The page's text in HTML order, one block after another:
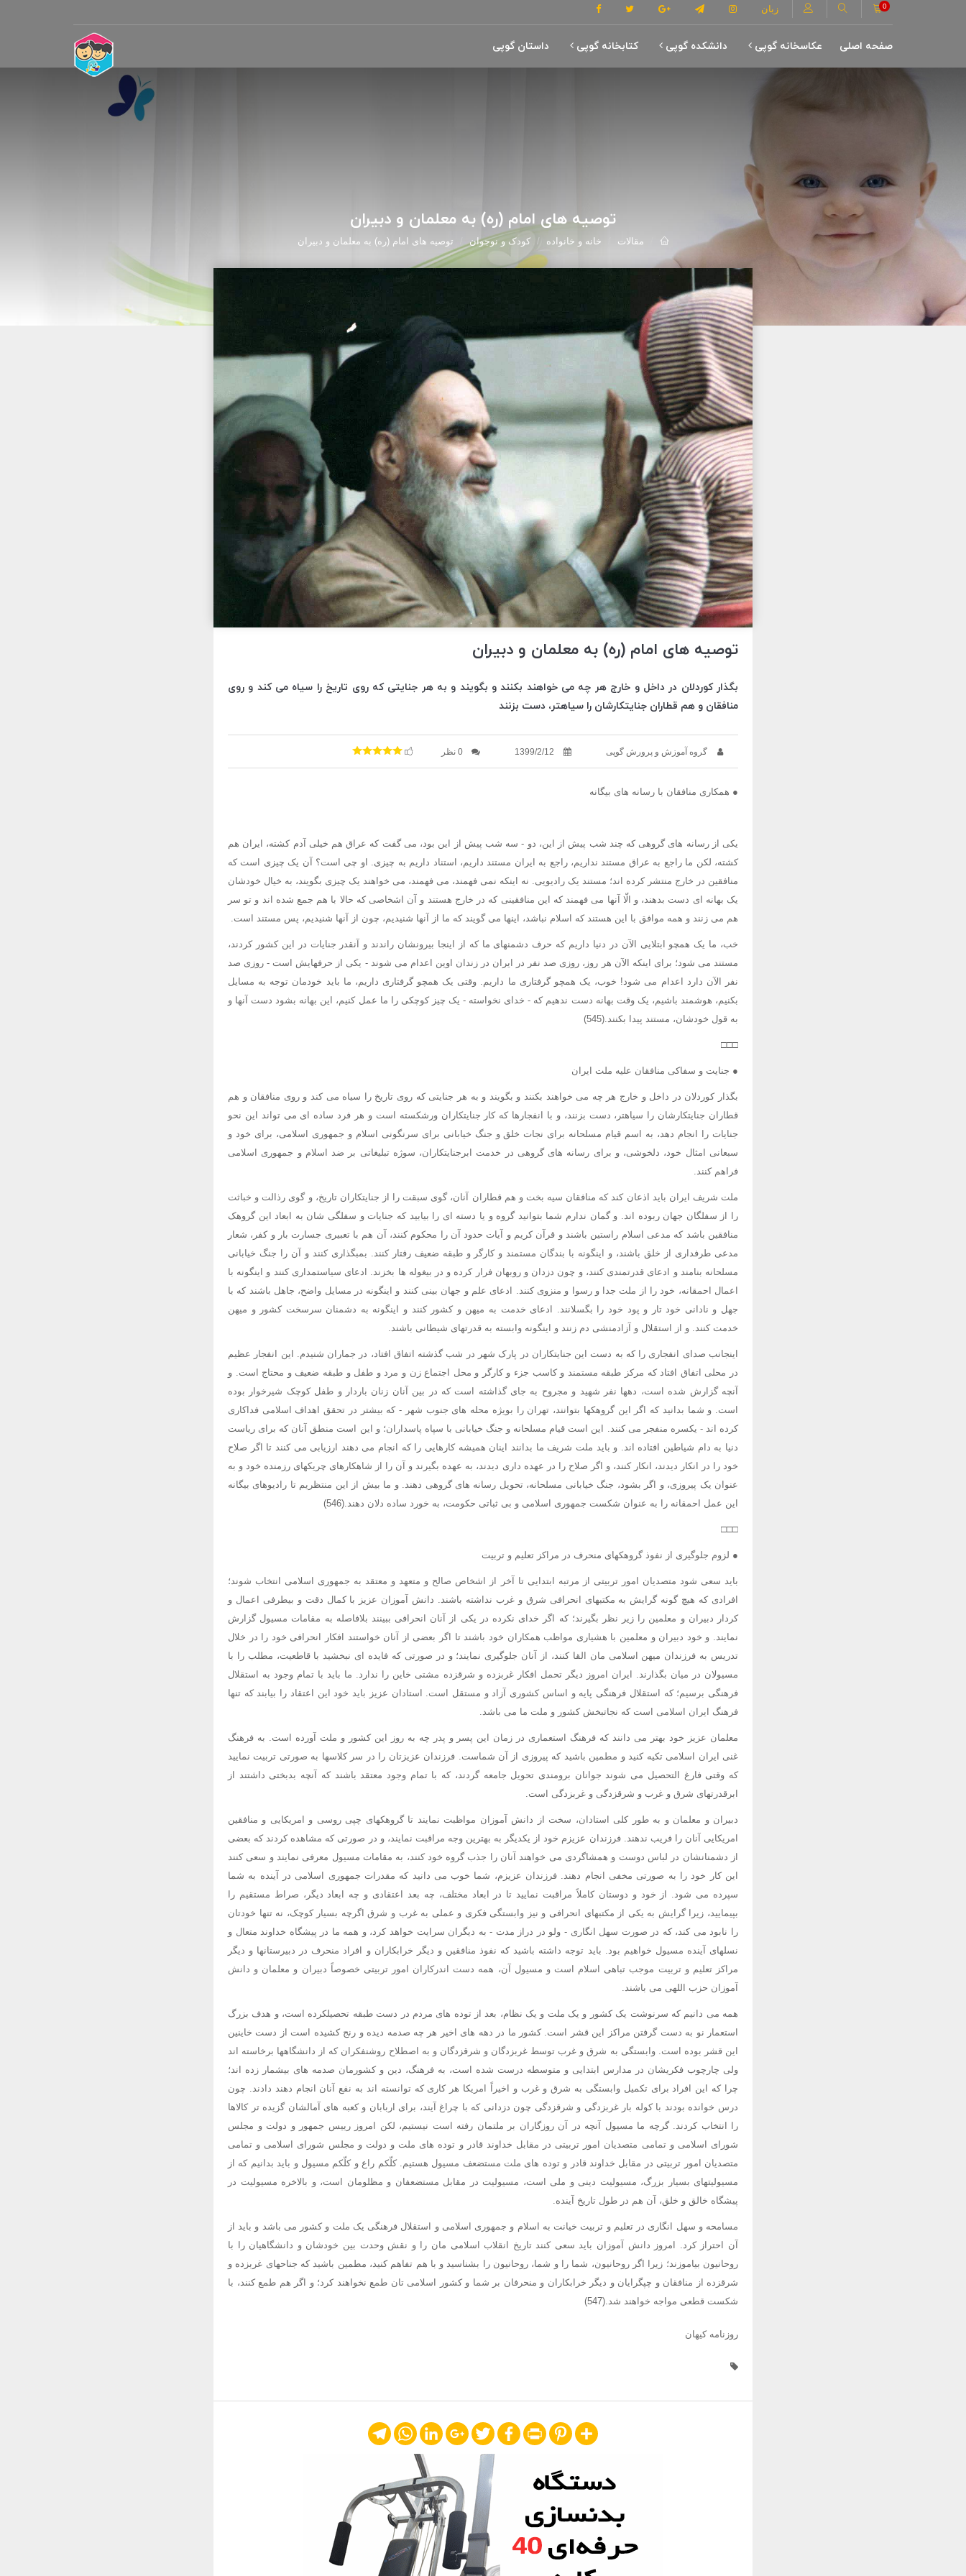
زبان 0
صفحه اصلی عکاسخانه گوپی دانشکده گوپی کتابخانه گوپی داستان گوپی
توصیه های امام (ره) به معلمان و دبیران
مقالات خانه و خانواده کودک و نوجوان توصیه های امام (ره) به معلمان و دبیران
توصیه های امام (ره) به معلمان و دبیران
بگذار کوردلان در داخل و خارج هر چه می خواهند بکنند و بگویند و به هر جنایتی که روی تاریخ را سیاه می کند و روی
منافقان و هم قطاران جنایتکارشان را سیاهتر، دست بزنند
گروه آموزش و پرورش گوپی 1399/2/12 0 نظر
● همکاری منافقان با رسانه های بیگانه
یکی از رسانه های گروهی که چند شب پیش از این، دو - سه شب پیش از این بود، می گفت که عراق هم خیلی آدم کشته، ایران هم
کشته، لکن ما راجع به عراق مستند نداریم، راجع به ایران مستند داریم، استناد داریم به چیزی. او چی است؟ آن یک چیزی است که
منافقین در خارج منتشر کرده اند؛ مستند یک رادیویی. نه اینکه نمی فهمند، می فهمند، می خواهند یک چیزی بگویند، به خیال خودشان
یک بهانه ای دست بدهند، و الّا آنها می فهمند که این منافقینی که در خارج هستند و آن اشخاصی که حالا با هم جمع شده اند و تو سر
هم می زنند و همه موافق با این هستند که اسلام نباشد، اینها می گویند که ما از آنها شنیدیم، چون از آنها شنیدیم، پس مستند است.
خب، ما یک همچو ابتلایی الآن در دنیا داریم که حرف دشمنهای ما که از اینجا بیرونشان راندند و آنقدر جنایات در این کشور کردند،
مستند می شود؛ برای اینکه الآن هر روز، روزی صد نفر در ایران در زندان اوین اعدام می شوند - یکی از حرفهایش است - روزی صد
نفر الآن دارد اعدام می شود! خوب، یک همچو گرفتاری ما داریم. وقتی یک همچو گرفتاری داریم، ما باید خودمان توجه به مسایل
بکنیم، هوشمند باشیم، یک وقت بهانه دست ندهیم که - خدای نخواسته - یک چیز کوچکی را ما عمل کنیم، این بهانه بشود دست آنها و
به قول خودشان، مستند پیدا بکنند.(545)
□□□
● جنایت و سفاکی منافقان علیه ملت ایران
بگذار کوردلان در داخل و خارج هر چه می خواهند بکنند و بگویند و به هر جنایتی که روی تاریخ را سیاه می کند و روی منافقان و هم
قطاران جنایتکارشان را سیاهتر، دست بزنند، و با انفجارها که کار جنایتکاران ورشکسته است و هر فرد ساده ای می تواند این نحو
جنایات را انجام دهد، به اسم قیام مسلحانه برای نجات خلق و جنگ خیابانی برای سرنگونی اسلام و جمهوری اسلامی، برای خود و
سبعانی امثال خود، دلخوشی، و برای رسانه های گروهی در خدمت ابرجنایتکاران، سوژه تبلیغاتی بر ضد اسلام و جمهوری اسلامی
فراهم کنند.
ملت شریف ایران باید اذعان کند که منافقان سیه بخت و هم قطاران آنان، گوی سبقت را از جنایتکاران تاریخ، و گوی رذالت و خباثت
را از سفلگان جهان ربوده اند. و گمان ندارم شما بتوانید گروه و یا دسته ای را بیابید که جنایات و سفلگی شان به ابعاد این گروهک
منافقین باشد که مدعی اسلام راستین باشند و قرآن کریم و آیات حدود آن را محکوم کنند، آن هم با تعبیری جسارت بار و کفر، شعار
مدعی طرفداری از خلق باشند، و اینگونه با بندگان مستمند و کارگر و طبقه ضعیف رفتار کنند. بمبگذاری کنند و آن را جنگ خیابانی
مسلحانه بنامند و ادعای قدرتمندی کنند، و چون دزدان و روبهان فرار کرده و در بیغوله ها بخزند. ادعای سیاستمداری کنند و اینگونه با
اعمال احمقانه، خود را از ملت جدا و رسوا و منزوی کنند. ادعای علم و جهان بینی کنند و اینگونه در مسایل واضح، جاهل باشند که با
جهل و نادانی خود تار و پود خود را بگسلانند. ادعای خدمت به میهن و کشور کنند و اینگونه به دشمنان سرسخت کشور و میهن
خدمت کنند. و از استقلال و آزادمنشی دم زنند و اینگونه وابسته به قدرتهای شیطانی باشند.
اینجانب صدای انفجاری را که به دست این جنایتکاران در پارک شهر در شب گذشته اتفاق افتاد، در جماران شنیدم. این انفجار عظیم
در محلی اتفاق افتاد که مرکز طبقه مستمند و کاسب جزء و کارگر و محل اجتماع زن و مرد و طفل و طبقه ضعیف و محتاج است. و
آنچه گزارش شده است، دهها نفر شهید و مجروح به جای گذاشته است که در بین آنان زنان باردار و طفل کوچک شیرخوار بوده
است. و شما بدانید که اگر این گروهکها بتوانند، تهران را بویژه محله های جنوب شهر - که بیشتر در تحقق اهداف اسلامی فداکاری
کرده اند - یکسره منفجر می کنند. این است قیام مسلحانه و جنگ خیابانی با سپاه پاسداران؛ و این است منطق آنان که برای ریاست
دنیا به دام شیاطین افتاده اند. و باید ملت شریف ما بدانند اینان همیشه کارهایی را که انجام می دهند ارزیابی می کنند تا اگر صلاح
خود را در انکار دیدند، انکار کنند، و اگر صلاح را در عهده داری دیدند، به عهده بگیرند و آن را از شاهکارهای چریکهای رزمنده خود و به
عنوان یک پیروزی، و اگر بشود، جنگ خیابانی مسلحانه، تحویل رسانه های گروهی دهند. و ما بیش از این منتظریم تا رادیوهای بیگانه
این عمل احمقانه را به عنوان شکست جمهوری اسلامی و بی ثباتی حکومت، به خورد ساده دلان دهند.(546)
□□□
● لزوم جلوگیری از نفوذ گروهکهای منحرف در مراکز تعلیم و تربیت
باید سعی شود متصدیان امور تربیتی از مرتبه ابتدایی تا آخر از اشخاص صالح و متعهد و معتقد به جمهوری اسلامی انتخاب شوند؛
افرادی که هیچ گونه گرایش به مکتبهای انحرافی شرق و غرب نداشته باشند. دانش آموزان عزیز با کمال دقت و بیطرفی اعمال و
کردار دبیران و معلمین را زیر نظر بگیرند؛ که اگر خدای نکرده در یکی از آنان انحرافی ببینند بلافاصله به مقامات مسیول گزارش
نمایند. و خود دبیران و معلمین با هشیاری مواظب همکاران خود باشند تا اگر بعضی از آنان خواستند افکار انحرافی خود را در خلال
تدریس به فرزندان میهن اسلامی مان القا کنند، از آنان جلوگیری نمایند؛ و در صورتی که فایده ای نبخشید با قاطعیت، مطلب را با
مسیولان در میان بگذارند. ایران امروز دیگر تحمل افکار غربزده و شرقزده مشتی خاین را ندارد. ما باید با تمام وجود به استقلال
فرهنگی برسیم؛ که استقلال فرهنگی پایه و اساس کشوری آزاد و مستقل است. استادان عزیز باید خود این اعتقاد را بیابند که تنها
فرهنگ ایران اسلامی است که نجاتبخش کشور و ملت ما می باشد.
معلمان عزیز خود بهتر می دانند که فرهنگ استعماری در زمان این پسر و پدر چه به روز این کشور و ملت آورده است. به فرهنگ
غنی ایران اسلامی تکیه کنید و مطمین باشید که پیروزی از آن شماست. فرزندان عزیزتان را در سر کلاسها به صورتی تربیت نمایید
که وقتی فارغ التحصیل می شوند جوانان برومندی تحویل جامعه گردند، که با تمام وجود معتقد باشند که آنچه بدبختی داشتند از
ابرقدرتهای شرق و غرب و شرقزدگی و غربزدگی است.
دبیران و معلمان و به طور کلی استادان، سخت از دانش آموزان مواظبت نمایند تا گروهکهای چپی روسی و امریکایی و منافقین
امریکایی آنان را فریب ندهند. فرزندان عزیزم خود از یکدیگر به بهترین وجه مراقبت نمایند، و در صورتی که مشاهده کردند که بعضی
از دشمنانشان در لباس دوست و همشاگردی می خواهند آنان را جذب گروه خود کنند، به مقامات مسیول معرفی نمایند و سعی کنند
این کار خود را به صورتی مخفی انجام دهند. فرزندان عزیزم، شما خوب می دانید که مقدرات جمهوری اسلامی در آینده به شما
سپرده می شود. از خود و دوستان کاملاً مراقبت نمایید تا در ابعاد مختلف، چه بعد اعتقادی و چه ابعاد دیگر، صراط مستقیم را
بپیمایید، زیرا گرایش به یکی از مکتبهای انحرافی و نیز وابستگی فکری و عملی به غرب و شرق اگرچه بسیار کوچک، نه تنها خودتان
را نابود می کند، که در صورت سهل انگاری - ولو در دراز مدت - به دیگران سرایت خواهد کرد، و همه ما در پیشگاه خداوند متعال و
نسلهای آینده مسیول خواهیم بود. باید توجه داشته باشید که نفوذ منافقین و دیگر خرابکاران و افراد منحرف در دبیرستانها و دیگر
مراکز تعلیم و تربیت موجب تباهی اسلام است و مسیول آن، همه دست اندرکاران امور تربیتی خصوصاً دبیران و معلمان و دانش
آموزان حزب اللهی می باشند.
همه می دانیم که سرنوشت یک کشور و یک ملت و یک نظام، بعد از توده های مردم در دست طبقه تحصیلکرده است، و هدف بزرگ
استعمار نو به دست گرفتن مراکز این قشر است. کشور ما در دهه های اخیر هر چه صدمه دیده و رنج کشیده است از دست خاینین
این قشر بوده است. وابستگی به شرق و غرب توسط غربزدگان و شرقزدگان و به اصطلاح روشنفکران که از دانشگاهها برخاسته اند
ولی چارچوب فکریشان در مدارس ابتدایی و متوسطه درست شده است، به فرهنگ، دین و کشورمان صدمه های بیشمار زده اند؛
چرا که این افراد برای تکمیل وابستگی به شرق و غرب و اخیراً امریکا هر کاری که توانسته اند به نفع آنان انجام دهند دادند. چون
درس خوانده بودند با کوله بار غربزدگی و شرقزدگی چون دزدانی که با چراغ آیند، برای اربابان و کعبه های آمالشان گزیده تر کالاها
را انتخاب کردند. گرچه ما مسیول آنچه در آن روزگاران بر ملتمان رفته است نیستیم، لکن امروز رییس جمهور و دولت و مجلس
شورای اسلامی و تمامی متصدیان امور تربیتی در مقابل خداوند قادر و توده های ملت و دولت و مجلس شورای اسلامی و تمامی
متصدیان امور تربیتی در مقابل خداوند قادر و توده های ملت مستضعف مسیول هستیم. کلّکم راع و کلّکم مسیول و باید بدانیم که از
مسیولیتهای بسیار بزرگ، مسیولیت دینی و ملی است، مسیولیت در مقابل مستضعفان و مظلومان است، و بالاخره مسیولیت در
پیشگاه خالق و خلق، آن هم در طول تاریخ آینده.
مسامحه و سهل انگاری در تعلیم و تربیت خیانت به اسلام و جمهوری اسلامی و استقلال فرهنگی یک ملت و کشور می باشد و باید از
آن احتراز کرد. امروز دانش آموزان باید سعی کنند تاریخ انقلاب اسلامی مان را و نقش وحدت بین خودشان و دانشگاهیان را با
روحانیون بیاموزند؛ زیرا اگر روحانیون، شما را و شما، روحانیون را بشناسید و با هم تفاهم کنید، مطمین باشید که جناحهای غربزده و
شرقزده از منافقان و چپگرایان و دیگر خرابکاران و منحرفان بر شما و کشور اسلامی تان طمع نخواهند کرد؛ و اگر هم طمع کنند، با
شکست قطعی مواجه خواهند شد.(547)
روزنامه کیهان
Share
Pinterest
Print
Facebook
Twitter
Google+
LinkedIn
WhatsApp
Telegram